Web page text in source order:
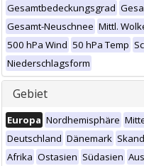
Gesamtbedeckungsgrad
Gesamt-Neuschnee Mittl.
500 hPa Wind 50 hPa Temp
Niederschlagsform
Gebiet
Europa Nordhemisphäre
Deutschland Dänemark
Afrika Ostasien Südasien